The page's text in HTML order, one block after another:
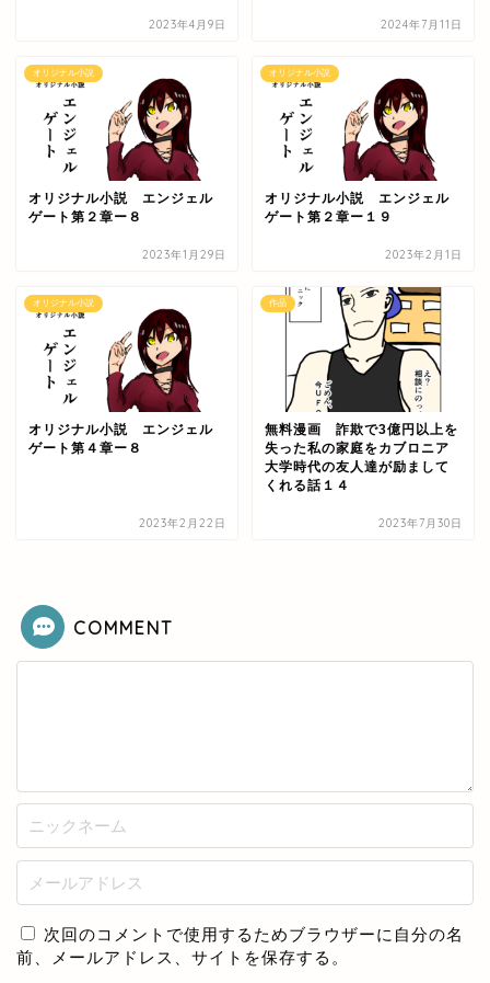
2023年4月9日 2024年7月11日
オリジナル小説
オリジナル小説 エンジェル
ゲート第２章ー８
2023年1月29日
オリジナル小説
オリジナル小説 エンジェル
ゲート第２章ー１９
2023年2月1日
オリジナル小説
オリジナル小説 エンジェル
ゲート第４章ー８
2023年2月22日
作品
無料漫画 詐欺で3億円以上を
失った私の家庭をカブロニア
大学時代の友人達が励まして
くれる話１４
2023年7月30日
COMMENT
次回のコメントで使用するためブラウザーに自分の名
前、メールアドレス、サイトを保存する。